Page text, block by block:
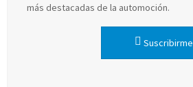
más destacadas de la automoción.
Suscribirme